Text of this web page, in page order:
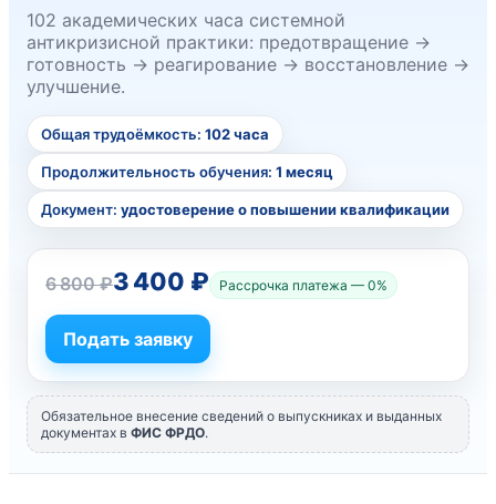
102 академических часа системной
антикризисной практики: предотвращение →
готовность → реагирование → восстановление →
улучшение.
Общая трудоёмкость: 102 часа
Продолжительность обучения: 1 месяц
Документ: удостоверение о повышении квалификации
6 800 ₽3 400 ₽ Рассрочка платежа — 0%
Подать заявку
Обязательное внесение сведений о выпускниках и выданных
документах в ФИС ФРДО.